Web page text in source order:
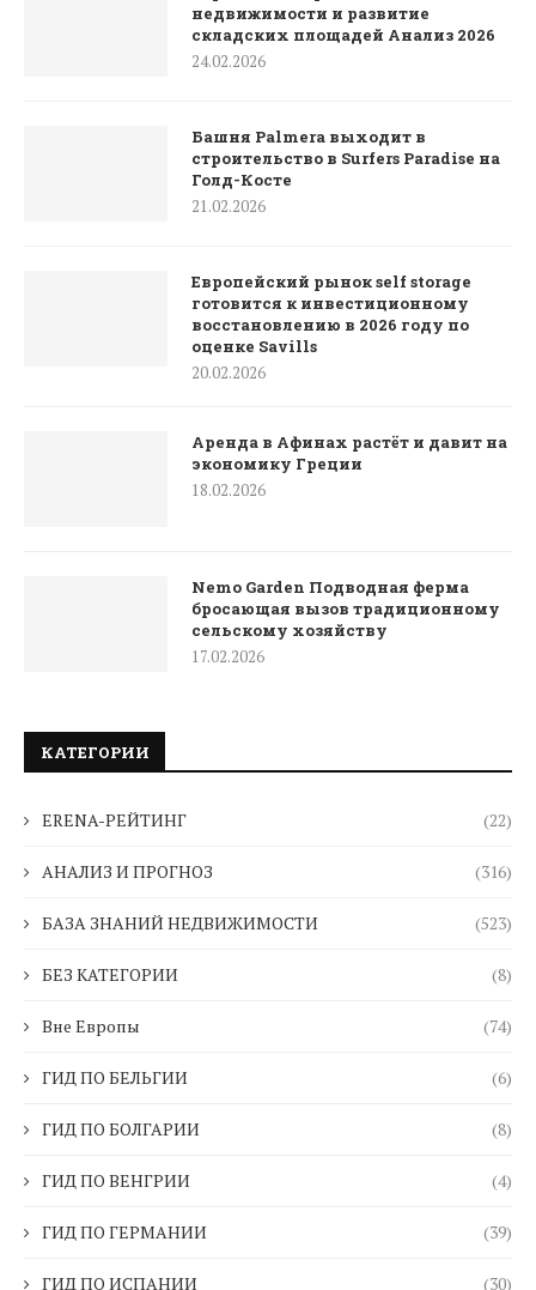
недвижимости и развитие
складских площадей Анализ 2026
24.02.2026
Башня Palmera выходит в
строительство в Surfers Paradise на
Голд-Косте
21.02.2026
Европейский рынок self storage
готовится к инвестиционному
восстановлению в 2026 году по
оценке Savills
20.02.2026
Аренда в Афинах растёт и давит на
экономику Греции
18.02.2026
Nemo Garden Подводная ферма
бросающая вызов традиционному
сельскому хозяйству
17.02.2026
КАТЕГОРИИ
ERENA-РЕЙТИНГ (22)
АНАЛИЗ И ПРОГНОЗ (316)
БАЗА ЗНАНИЙ НЕДВИЖИМОСТИ (523)
БЕЗ КАТЕГОРИИ (8)
Вне Европы (74)
ГИД ПО БЕЛЬГИИ (6)
ГИД ПО БОЛГАРИИ (8)
ГИД ПО ВЕНГРИИ (4)
ГИД ПО ГЕРМАНИИ (39)
ГИД ПО ИСПАНИИ (30)